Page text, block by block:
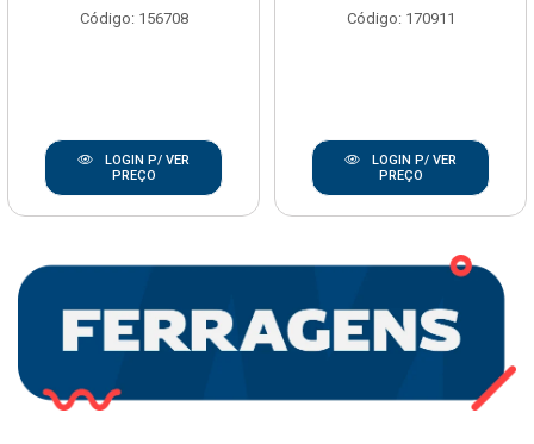
Código: 156708
LOGIN P/ VER
PREÇO
Código: 170911
LOGIN P/ VER
PREÇO